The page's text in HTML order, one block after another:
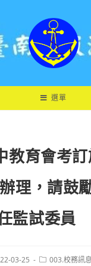
選單
教育會考
理，請鼓
監試委員
03-25
Post003.校務訊息